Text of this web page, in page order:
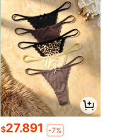
$27.891 -7%